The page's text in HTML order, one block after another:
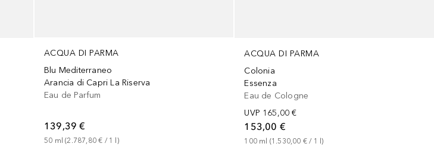
ACQUA DI PARMA
Blu Mediterraneo
Arancia di Capri La Riserva
Eau de Parfum
139,39 €
50 ml (2.787,80 € / 1 )
ACQUA DI PARMA
Colonia
Essenza
Eau de Cologne
UVP 165,00 €
153,00 €
100 ml (1.530,00 € / 1 l)
1Größe 2 Größen